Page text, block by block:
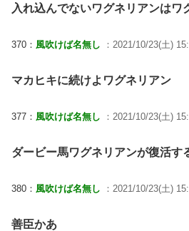
入れ込んでないワグネリアンはワ
370： 風吹けば名無し ：2021/10/23(土)
マカヒキに続けよワグネリアン
377： 風吹けば名無し ：2021/10/23(土)
ダービー馬ワグネリアンが復活す
380： 風吹けば名無し ：2021/10/23(土)
善臣かあ